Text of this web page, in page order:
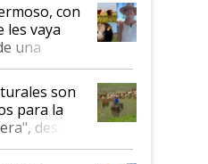
con
les vaya
una
sobre las
abren
con
son
para la
destaca
reúne a 46